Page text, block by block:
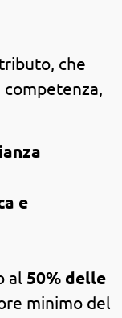
che
e
al 50% delle
minimo del